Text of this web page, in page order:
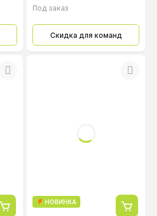
Под заказ
Скидка для команд
НОВИНКА